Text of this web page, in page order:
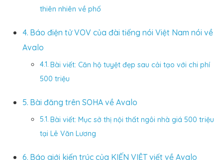
thiên nhiên về phố
Báo điện tử VOV của đài tiếng nói Việt Nam nói về
Avalo
Bài viết: Căn hộ tuyệt đẹp sau cải tạo với chi phí
500 triệu
Bài đăng trên SOHA về Avalo
Bài viết: Mục sở thị nội thất ngôi nhà giá 500 triệu
tại Lê Văn Lương
Báo giới kiến trúc của KIẾN VIỆT viết về Avalo